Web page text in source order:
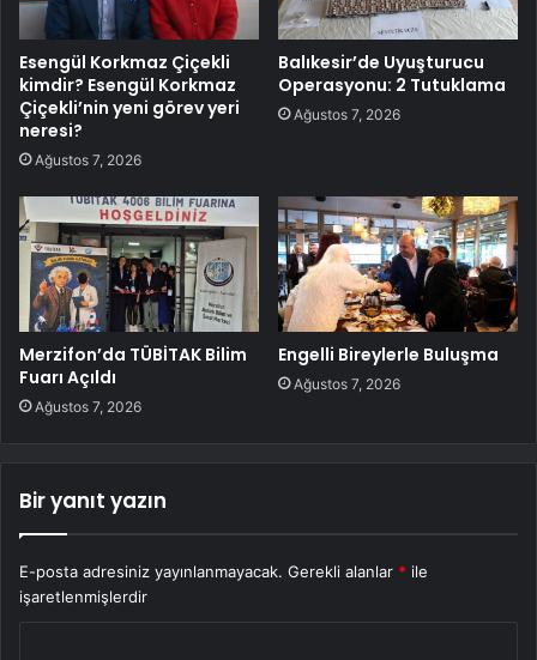
Esengül Korkmaz Çiçekli
kimdir? Esengül Korkmaz
Çiçekli’nin yeni görev yeri
neresi?
Ağustos 7, 2026
Balıkesir’de Uyuşturucu
Operasyonu: 2 Tutuklama
Ağustos 7, 2026
Merzifon’da TÜBİTAK Bilim
Fuarı Açıldı
Ağustos 7, 2026
Engelli Bireylerle Buluşma
Ağustos 7, 2026
Bir yanıt yazın
E-posta adresiniz yayınlanmayacak. Gerekli alanlar * ile
işaretlenmişlerdir